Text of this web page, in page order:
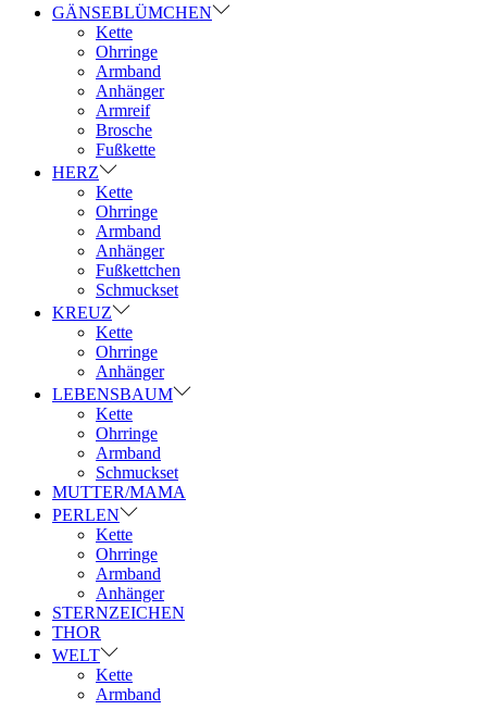
GÄNSEBLÜMCHEN
Kette
Ohrringe
Armband
Anhänger
Armreif
Brosche
Fußkette
HERZ
Kette
Ohrringe
Armband
Anhänger
Fußkettchen
Schmuckset
KREUZ
Kette
Ohrringe
Anhänger
LEBENSBAUM
Kette
Ohrringe
Armband
Schmuckset
MUTTER/MAMA
PERLEN
Kette
Ohrringe
Armband
Anhänger
STERNZEICHEN
THOR
WELT
Kette
Armband